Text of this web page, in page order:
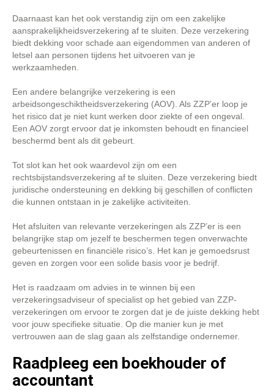
Daarnaast kan het ook verstandig zijn om een zakelijke
aansprakelijkheidsverzekering af te sluiten. Deze verzekering
biedt dekking voor schade aan eigendommen van anderen of
letsel aan personen tijdens het uitvoeren van je
werkzaamheden.
Een andere belangrijke verzekering is een
arbeidsongeschiktheidsverzekering (AOV). Als ZZP’er loop je
het risico dat je niet kunt werken door ziekte of een ongeval.
Een AOV zorgt ervoor dat je inkomsten behoudt en financieel
beschermd bent als dit gebeurt.
Tot slot kan het ook waardevol zijn om een
rechtsbijstandsverzekering af te sluiten. Deze verzekering biedt
juridische ondersteuning en dekking bij geschillen of conflicten
die kunnen ontstaan in je zakelijke activiteiten.
Het afsluiten van relevante verzekeringen als ZZP’er is een
belangrijke stap om jezelf te beschermen tegen onverwachte
gebeurtenissen en financiële risico’s. Het kan je gemoedsrust
geven en zorgen voor een solide basis voor je bedrijf.
Het is raadzaam om advies in te winnen bij een
verzekeringsadviseur of specialist op het gebied van ZZP-
verzekeringen om ervoor te zorgen dat je de juiste dekking hebt
voor jouw specifieke situatie. Op die manier kun je met
vertrouwen aan de slag gaan als zelfstandige ondernemer.
Raadpleeg een boekhouder of
accountant